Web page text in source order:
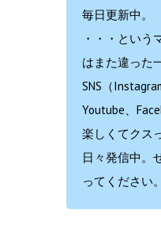
毎日更新中。
・・・という
はまた違った
SNS（
Youtube、
楽しくてクス
日々発信中。
ってください。